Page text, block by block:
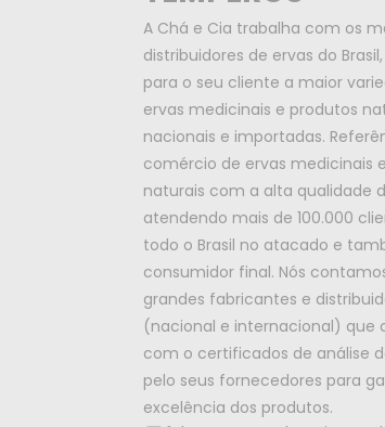
A Chá e Cia trabalha com os
distribuidores de ervas do
para o seu cliente a maior
ervas medicinais e produtos
nacionais e importadas.
comércio de ervas medicinais
naturais com a alta qualidade
atendendo mais de 100.000
todo o Brasil no atacado e
consumidor final. Nós
grandes fabricantes e
(nacional e internacional) que
com o certificados de análise
pelo seus fornecedores para
excelência dos produtos.